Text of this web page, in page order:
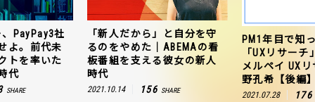
PayPay3社
よ。前代未
トを率いた
代
SHARE
「新人だから」と自分を守
るのをやめた｜ABEMAの看
板番組を支える彼女の新人
時代
2021.10.14 156 SHARE
PM1年目で知
「UXリサー
メルペイ UX
野孔希【後編
2021.07.28 176